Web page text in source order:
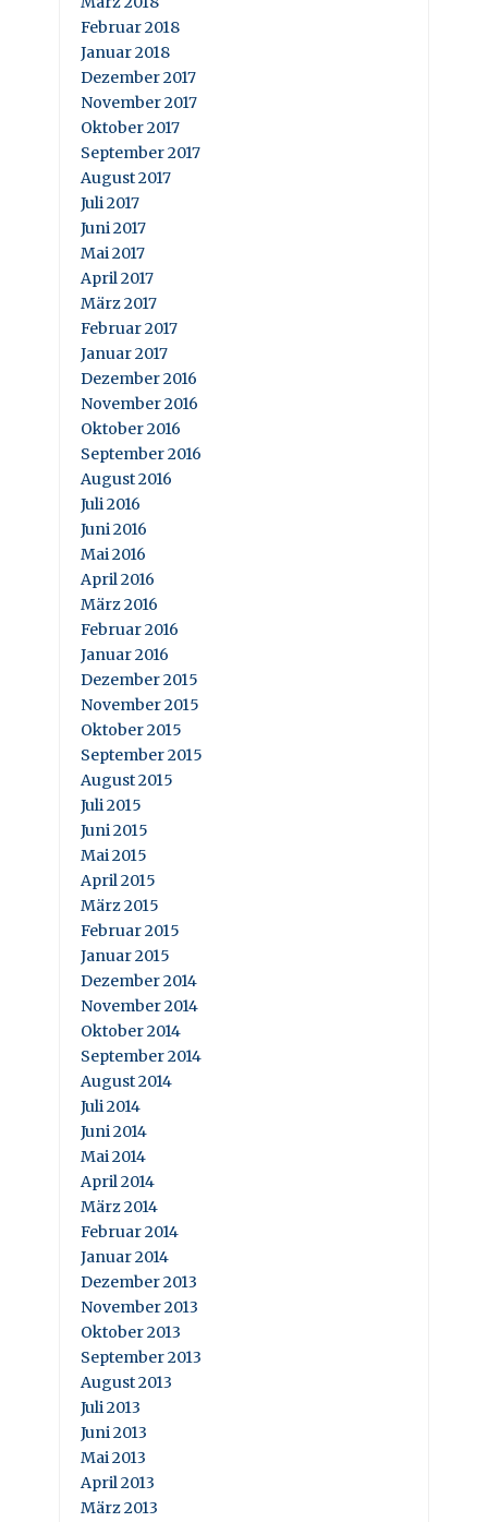
Februar 2018
Januar 2018
Dezember 2017
November 2017
Oktober 2017
September 2017
August 2017
Juli 2017
Juni 2017
Mai 2017
April 2017
März 2017
Februar 2017
Januar 2017
Dezember 2016
November 2016
Oktober 2016
September 2016
August 2016
Juli 2016
Juni 2016
Mai 2016
April 2016
März 2016
Februar 2016
Januar 2016
Dezember 2015
November 2015
Oktober 2015
September 2015
August 2015
Juli 2015
Juni 2015
Mai 2015
April 2015
März 2015
Februar 2015
Januar 2015
Dezember 2014
November 2014
Oktober 2014
September 2014
August 2014
Juli 2014
Juni 2014
Mai 2014
April 2014
März 2014
Februar 2014
Januar 2014
Dezember 2013
November 2013
Oktober 2013
September 2013
August 2013
Juli 2013
Juni 2013
Mai 2013
April 2013
März 2013